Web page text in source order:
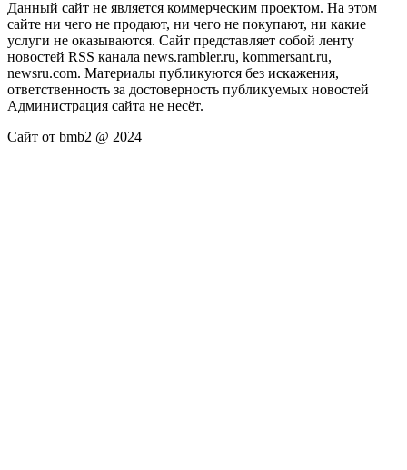
Данный сайт не является коммерческим проектом. На этом
сайте ни чего не продают, ни чего не покупают, ни какие
услуги не оказываются. Сайт представляет собой ленту
новостей RSS канала news.rambler.ru, kommersant.ru,
newsru.com. Материалы публикуются без искажения,
ответственность за достоверность публикуемых новостей
Администрация сайта не несёт.
Сайт от bmb2 @ 2024